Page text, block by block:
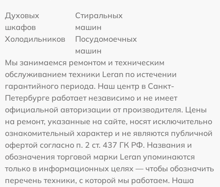
Духовых
шкафов
Стиральных
машин
Холодильников
Посудомоечных
машин
Мы занимаемся ремонтом и техническим
обслуживанием техники Leran по истечении
гарантийного периода. Наш центр в Санкт-
Петербурге работает независимо и не имеет
официальной авторизации от производителя. Цены
на ремонт, указанные на сайте, носят исключительно
ознакомительный характер и не являются публичной
офертой согласно п. 2 ст. 437 ГК РФ. Названия и
обозначения торговой марки Leran упоминаются
только в информационных целях — чтобы обозначить
перечень техники, с которой мы работаем. Наша